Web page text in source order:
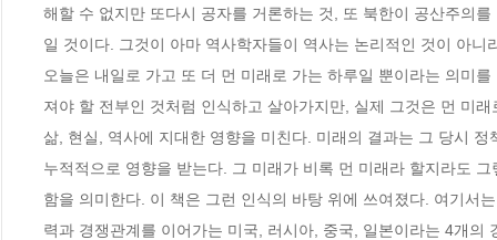
해할 수 없지만 또다시 공자를 거론하는 것, 또 북한이 공산주의
일 것이다. 그것이 아마 역사학자들이 역사는 논리적인 것이 아
오늘은 내일로 가고 또 더 먼 미래로 가는 하루일 뿐이라는 의미
져야 할 전부인 것처럼 인식하고 살아가지만, 실제 그것은 먼 미
삶, 현실, 역사에 지대한 영향을 미친다. 미래의 결과는 그 당시
누적적으로 영향을 받는다. 그 미래가 비록 먼 미래라 할지라도
함을 의미한다. 이 책은 그런 인식의 바탕 위에 쓰여졌다. 여기서
력과 경쟁관계를 이어가는 미국, 러시아, 중국, 일본이라는 4개